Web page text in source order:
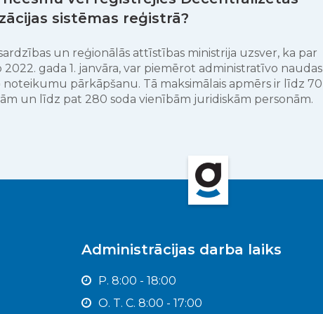
sistēmas reģistrā?
un reģionālās attīstības ministrija uzsver, ka par
gada 1. janvāra, var piemērot administratīvo naudas
noteikumu pārkāpšanu. Tā maksimālais apmērs ir līdz 70
un līdz pat 280 soda vienībām juridiskām personām.
Administrācijas darba laiks
P. 8:00 - 18:00
O. T. C. 8:00 - 17:00